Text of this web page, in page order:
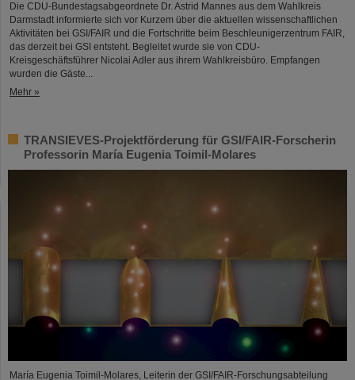
Die CDU-Bundestagsabgeordnete Dr. Astrid Mannes aus dem Wahlkreis
Darmstadt informierte sich vor Kurzem über die aktuellen wissenschaftlichen
Aktivitäten bei GSI/FAIR und die Fortschritte beim Beschleunigerzentrum FAIR,
das derzeit bei GSI entsteht. Begleitet wurde sie von CDU-
Kreisgeschäftsführer Nicolai Adler aus ihrem Wahlkreisbüro. Empfangen
wurden die Gäste...
Mehr »
TRANSIEVES-Projektförderung für GSI/FAIR-Forscherin
Professorin María Eugenia Toimil-Molares
María Eugenia Toimil-Molares, Leiterin der GSI/FAIR-Forschungsabteilung